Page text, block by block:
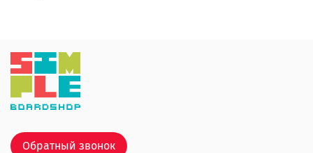
Обратный звонок